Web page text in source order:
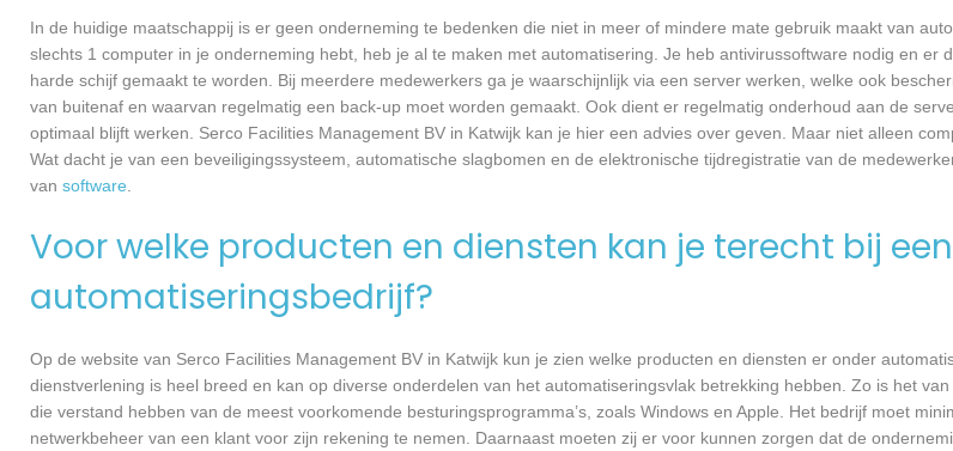
In de huidige maatschappij is er geen onderneming te bedenken die niet in meer of mindere mate gebruik maakt van
slechts 1 computer in je onderneming hebt, heb je al te maken met automatisering. Je heb antivirussoftware nodig en er
harde schijf gemaakt te worden. Bij meerdere medewerkers ga je waarschijnlijk via een server werken, welke ook
van buitenaf en waarvan regelmatig een back-up moet worden gemaakt. Ook dient er regelmatig onderhoud aan de
optimaal blijft werken. Serco Facilities Management BV in Katwijk kan je hier een advies over geven. Maar niet alleen
Wat dacht je van een beveiligingssysteem, automatische slagbomen en de elektronische tijdregistratie van de
van software.
Voor welke producten en diensten kan je terecht bij een
automatiseringsbedrijf?
Op de website van Serco Facilities Management BV in Katwijk kun je zien welke producten en diensten er onder
dienstverlening is heel breed en kan op diverse onderdelen van het automatiseringsvlak betrekking hebben. Zo is het
die verstand hebben van de meest voorkomende besturingsprogramma’s, zoals Windows en Apple. Het bedrijf moet
netwerkbeheer van een klant voor zijn rekening te nemen. Daarnaast moeten zij er voor kunnen zorgen dat de